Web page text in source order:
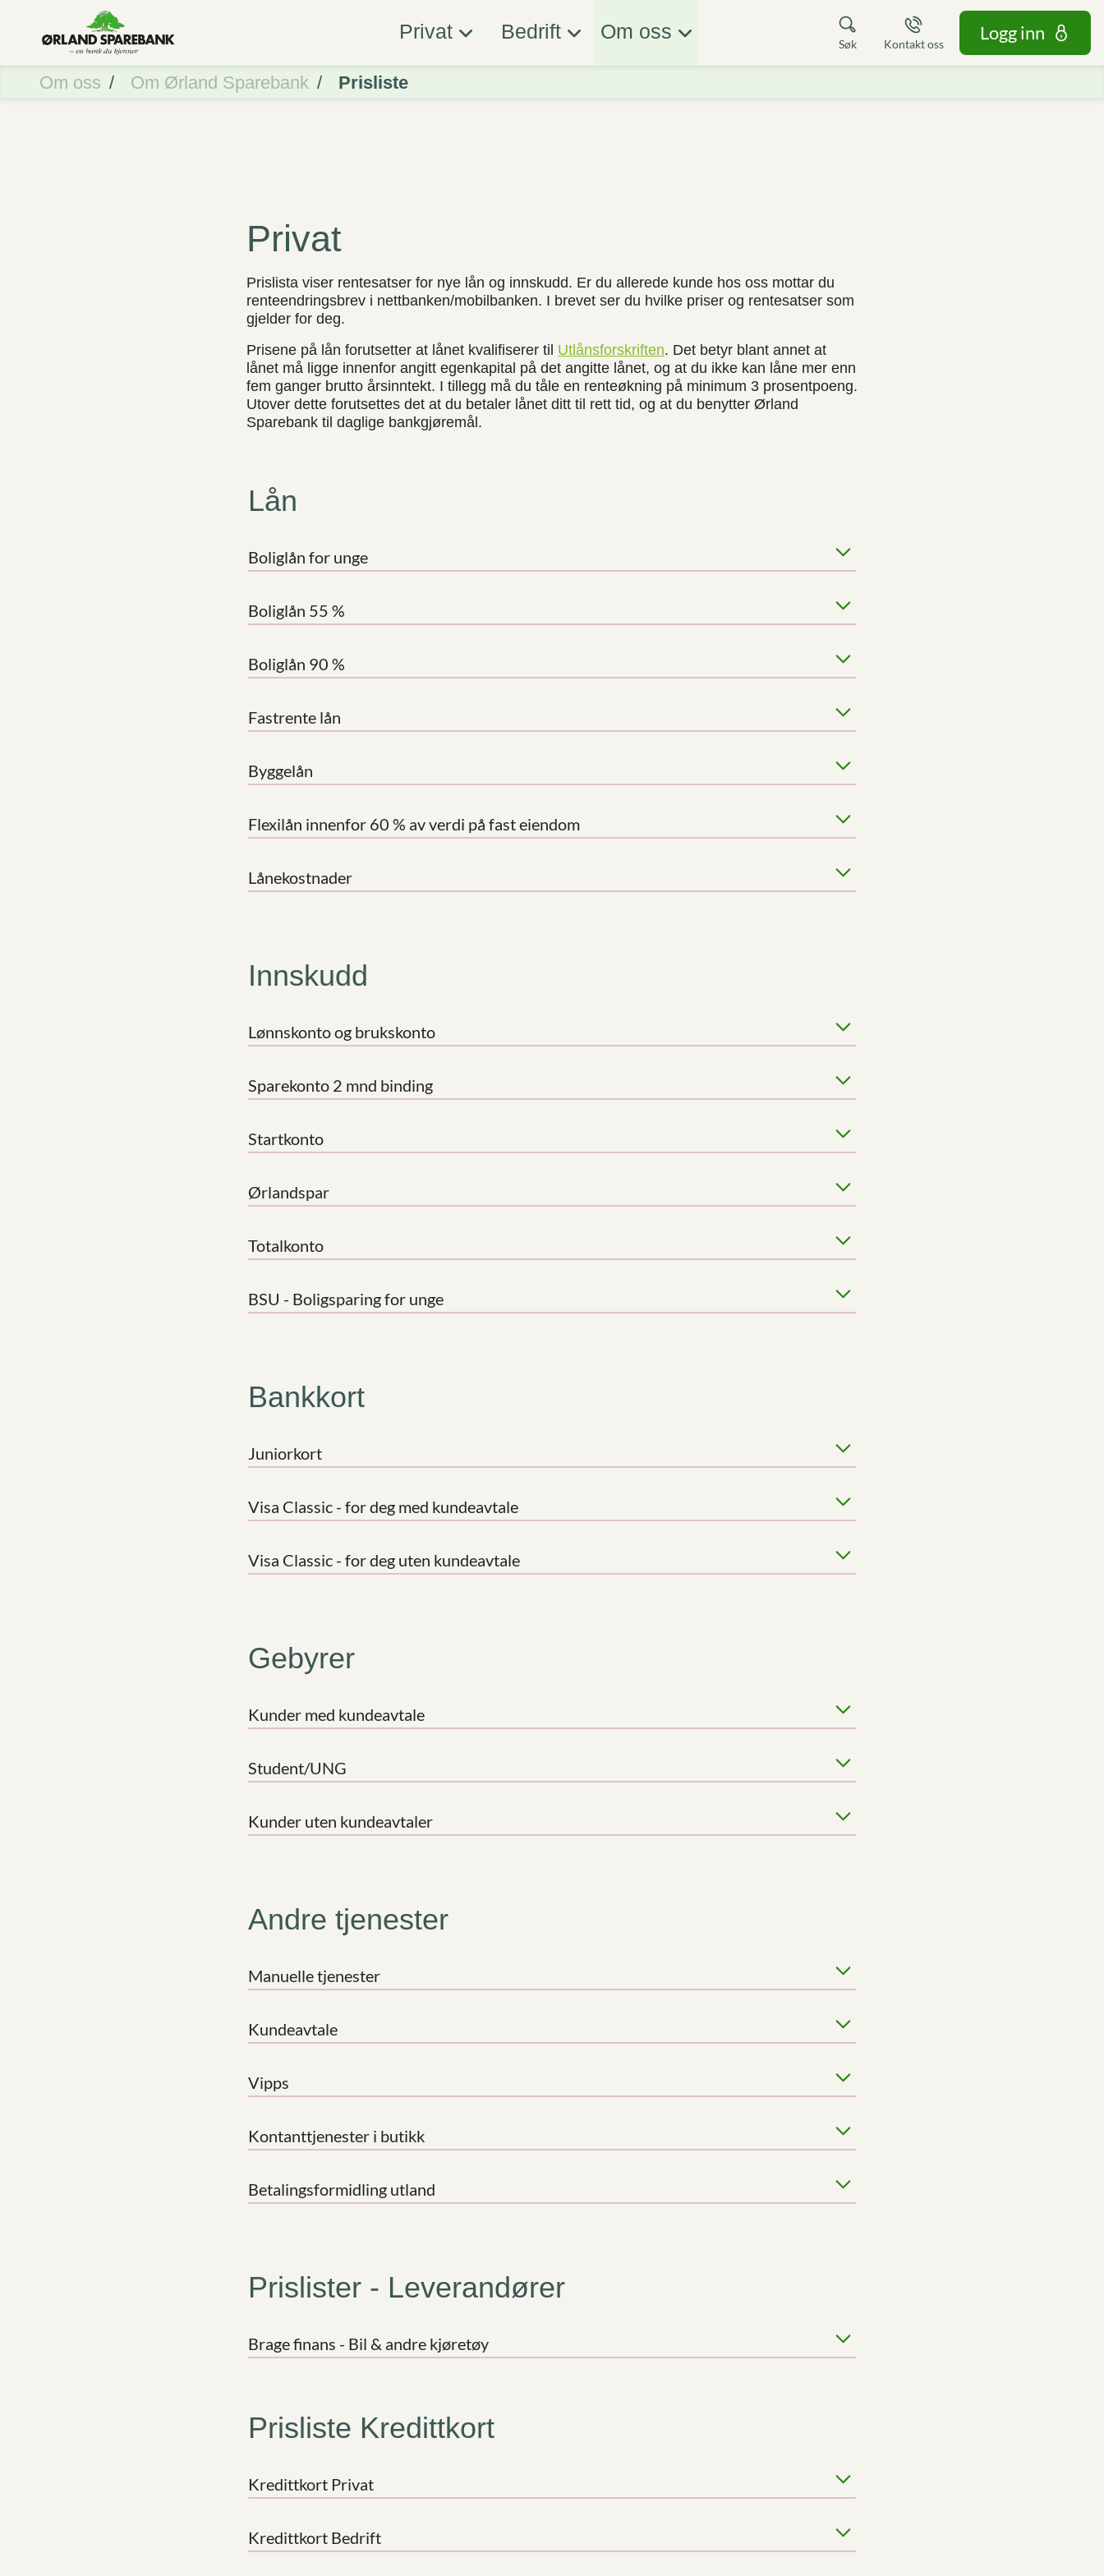
Om oss Om Ørland Sparebank Prisliste
Privat Bedrift Om oss
Søk Kontakt oss
Logg inn
Privat
Prislista viser rentesatser for nye lån og innskudd. Er du allerede kunde hos oss mottar du
renteendringsbrev i nettbanken/mobilbanken. I brevet ser du hvilke priser og rentesatser som
gjelder for deg.
Prisene på lån forutsetter at lånet kvalifiserer til Utlånsforskriften. Det betyr blant annet at
lånet må ligge innenfor angitt egenkapital på det angitte lånet, og at du ikke kan låne mer enn
fem ganger brutto årsinntekt. I tillegg må du tåle en renteøkning på minimum 3 prosentpoeng.
Utover dette forutsettes det at du betaler lånet ditt til rett tid, og at du benytter Ørland
Sparebank til daglige bankgjøremål.
Lån
Boliglån for unge
Boliglån 55 %
Boliglån 90 %
Fastrente lån
Byggelån
Flexilån innenfor 60 % av verdi på fast eiendom
Lånekostnader
Innskudd
Lønnskonto og brukskonto
Sparekonto 2 mnd binding
Startkonto
Ørlandspar
Totalkonto
BSU - Boligsparing for unge
Bankkort
Juniorkort
Visa Classic - for deg med kundeavtale
Visa Classic - for deg uten kundeavtale
Gebyrer
Kunder med kundeavtale
Student/UNG
Kunder uten kundeavtaler
Andre tjenester
Manuelle tjenester
Kundeavtale
Vipps
Kontanttjenester i butikk
Betalingsformidling utland
Prislister - Leverandører
Brage finans - Bil & andre kjøretøy
Prisliste Kredittkort
Kredittkort Privat
Kredittkort Bedrift